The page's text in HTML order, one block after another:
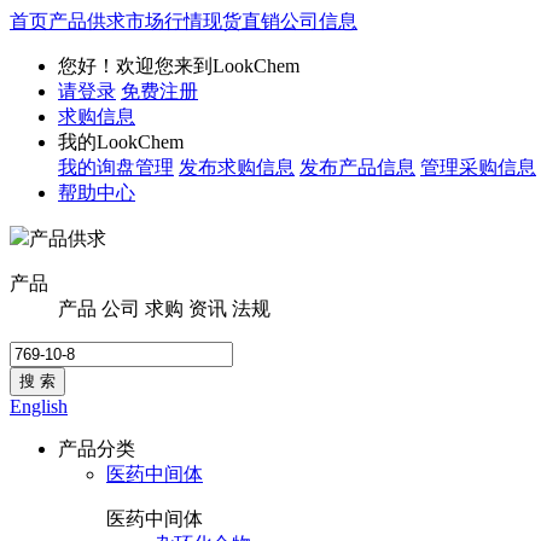
首页产品供求市场行情现货直销公司信息
您好！欢迎您来到LookChem
请登录 免费注册
求购信息
我的LookChem
我的询盘管理 发布求购信息 发布产品信息 管理采购信息
帮助中心
产品供求
产品
产品 公司 求购 资讯 法规
搜 索
English
产品分类
医药中间体
医药中间体